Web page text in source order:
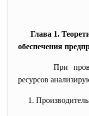
Глава 1.
обеспечения
При
ресурсов
1.